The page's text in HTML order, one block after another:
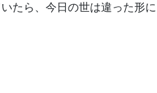
たら、今日の世は違った形に